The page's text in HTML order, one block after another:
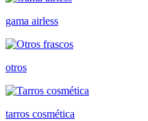
gama airless
otros
tarros cosmética